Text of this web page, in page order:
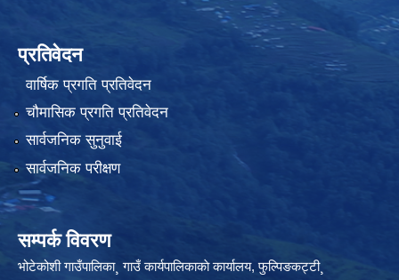
प्रतिवेदन
वार्षिक प्रगति प्रतिवेदन
चौमासिक प्रगति प्रतिवेदन
सार्वजनिक सुनुवाई
सार्वजनिक परीक्षण
सम्पर्क विवरण
भोटेकोशी गाउँपालिका¸ गाउँ कार्यपालिकाकाे कार्यालय, फुल्पिङकट्टी¸